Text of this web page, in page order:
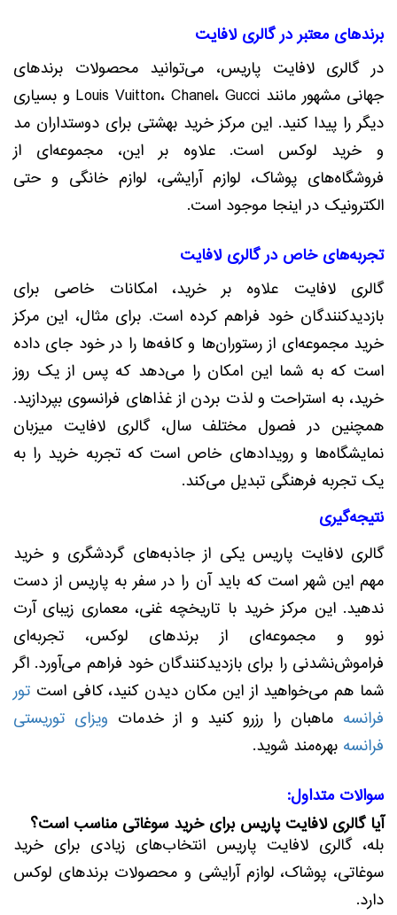
برندهای معتبر در گالری لافایت
در گالری لافایت پاریس، می‌توانید محصولات برندهای
جهانی مشهور مانند Louis Vuitton، Chanel، Gucci و بسیاری
دیگر را پیدا کنید. این مرکز خرید بهشتی برای دوستداران مد
و خرید لوکس است. علاوه بر این، مجموعه‌ای از
فروشگاه‌های پوشاک، لوازم آرایشی، لوازم خانگی و حتی
الکترونیک در اینجا موجود است.
تجربه‌های خاص در گالری لافایت
گالری لافایت علاوه بر خرید، امکانات خاصی برای
بازدیدکنندگان خود فراهم کرده است. برای مثال، این مرکز
خرید مجموعه‌ای از رستوران‌ها و کافه‌ها را در خود جای داده
است که به شما این امکان را می‌دهد که پس از یک روز
خرید، به استراحت و لذت بردن از غذاهای فرانسوی بپردازید.
همچنین در فصول مختلف سال، گالری لافایت میزبان
نمایشگاه‌ها و رویدادهای خاص است که تجربه خرید را به
یک تجربه فرهنگی تبدیل می‌کند.
نتیجه‌گیری
گالری لافایت پاریس یکی از جاذبه‌های گردشگری و خرید
مهم این شهر است که باید آن را در سفر به پاریس از دست
ندهید. این مرکز خرید با تاریخچه غنی، معماری زیبای آرت
نوو و مجموعه‌ای از برندهای لوکس، تجربه‌ای
فراموش‌نشدنی را برای بازدیدکنندگان خود فراهم می‌آورد. اگر
شما هم می‌خواهید از این مکان دیدن کنید، کافی است تور
فرانسه ماهبان را رزرو کنید و از خدمات ویزای توریستی
فرانسه بهره‌مند شوید.
سوالات متداول:
آیا گالری لافایت پاریس برای خرید سوغاتی مناسب است؟
بله، گالری لافایت پاریس انتخاب‌های زیادی برای خرید
سوغاتی، پوشاک، لوازم آرایشی و محصولات برندهای لوکس
دارد.